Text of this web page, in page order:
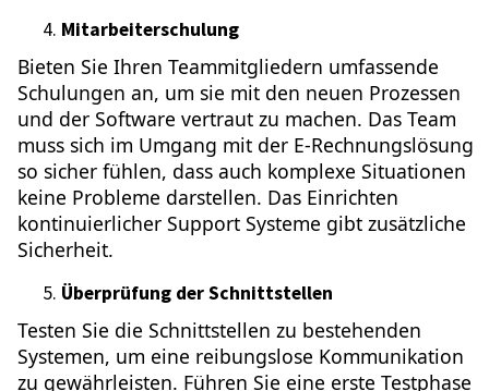
Mitarbeiterschulung
Bieten Sie Ihren Teammitgliedern umfassende
Schulungen an, um sie mit den neuen Prozessen
und der Software vertraut zu machen. Das Team
muss sich im Umgang mit der E-Rechnungslösung
so sicher fühlen, dass auch komplexe Situationen
keine Probleme darstellen. Das Einrichten
kontinuierlicher Support Systeme gibt zusätzliche
Sicherheit.
Überprüfung der Schnittstellen
Testen Sie die Schnittstellen zu bestehenden
Systemen, um eine reibungslose Kommunikation
zu gewährleisten. Führen Sie eine erste Testphase